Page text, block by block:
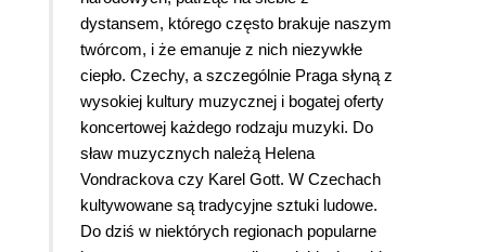
dystansem, którego często brakuje naszym
twórcom, i że emanuje z nich niezywkłe
ciepło. Czechy, a szczególnie Praga słyną z
wysokiej kultury muzycznej i bogatej oferty
koncertowej każdego rodzaju muzyki. Do
sław muzycznych należą Helena
Vondrackova czy Karel Gott. W Czechach
kultywowane są tradycyjne sztuki ludowe.
Do dziś w niektórych regionach popularne